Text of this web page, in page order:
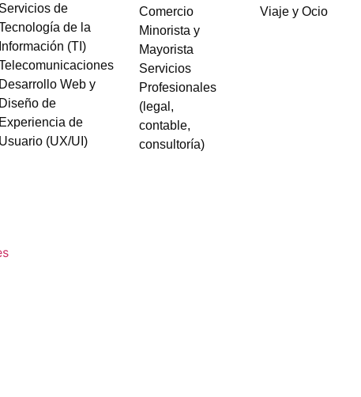
Servicios de
de la
Información (TI)
Desarrollo Web y
Diseño de
Experiencia de
Usuario (UX/UI)
Comercio
Minorista y
Mayorista
Servicios
Profesionales
(legal,
contable,
consultoría)
Viaje y Ocio